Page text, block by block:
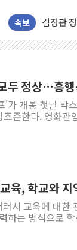
속보
뉴욕증
청와대,
러, 1인
[베트남
해군 1함
[3보] 북,
우크라
두 정상…흥
개봉 첫날 박
준한다. 영화관
육, 학교와 지
시 교육에 대한
하는 방식으로